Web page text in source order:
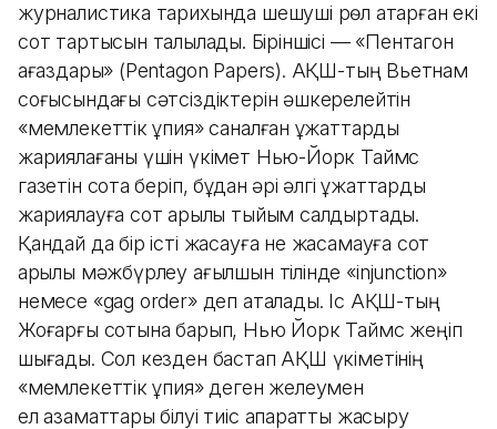
журналистика тарихында шешуші рөл атқарған екі
сот тартысын талқыладық. Біріншісі — «Пентагон
қағаздары» (Pentagon Papers). АҚШ-тың Вьетнам
соғысындағы сәтсіздіктерін әшкерелейтін
«мемлекеттік құпия» саналған құжаттарды
жариялағаны үшін үкімет Нью-Йорк Таймс
газетін сотқа беріп, бұдан әрі әлгі құжаттарды
жариялауға сот арқылы тыйым салдыртады.
Қандай да бір істі жасауға не жасамауға сот
арқылы мәжбүрлеу ағылшын тілінде «injunction»
немесе «gag order» деп аталады. Іс АҚШ-тың
Жоғарғы сотына барып, Нью Йорк Таймс жеңіп
шығады. Сол кезден бастап АҚШ үкіметінің
«мемлекеттік құпия» деген желеумен
ел азаматтары білуі тиіс ақпаратты жасыру